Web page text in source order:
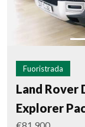
Fuoristrada
Land Rover
Explorer